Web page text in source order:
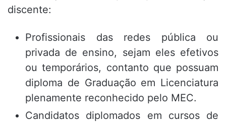
discente:
Profissionais das redes pública ou
privada de ensino, sejam eles efetivos
ou temporários, contanto que possuam
diploma de Graduação em Licenciatura
plenamente reconhecido pelo MEC.
Candidatos diplomados em cursos de